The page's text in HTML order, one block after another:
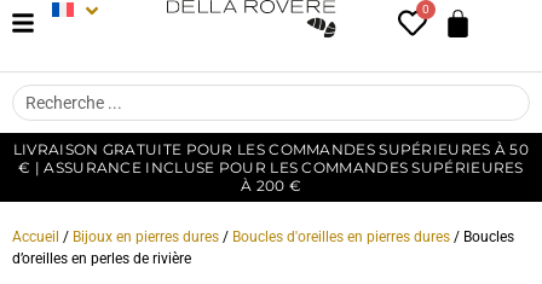
0
LIVRAISON GRATUITE POUR LES COMMANDES SUPÉRIEURES À 50
€ | ASSURANCE INCLUSE POUR LES COMMANDES SUPÉRIEURES
À 200 €
Accueil / Bijoux en pierres dures / Boucles d'oreilles en pierres dures / Boucles
d’oreilles en perles de rivière